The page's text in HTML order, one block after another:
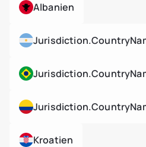
Albanien
Kroatien